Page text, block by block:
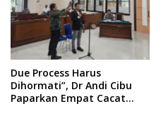
Due Process Harus
Dihormati”, Dr Andi Cibu
Paparkan Empat Cacat